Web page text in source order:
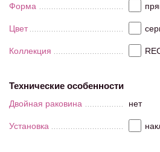
Форма
Цвет
Коллекция
Технические особенности
Двойная раковина нет
Установка